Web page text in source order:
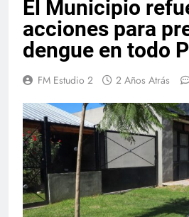
El Municipio
acciones para
dengue en todo
FM Estudio 2 2 Años Atrás